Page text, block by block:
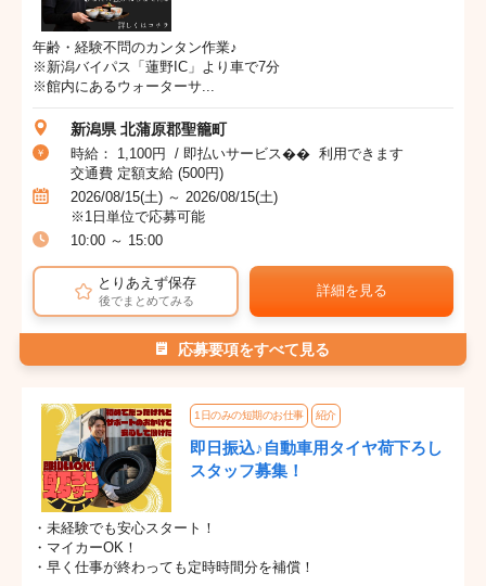
年齢・経験不問のカンタン作業♪
※新潟バイパス「蓮野IC」より車で7分
※館内にあるウォーターサ...
新潟県 北蒲原郡聖籠町
時給： 1,100円 / 即払いサービス�� 利用できます
交通費 定額支給 (500円)
2026/08/15(土) ～ 2026/08/15(土)
※1日単位で応募可能
10:00 ～ 15:00
とりあえず保存
後でまとめてみる
詳細を見る
応募要項をすべて見る
1日のみの短期のお仕事 紹介
即日振込♪自動車用タイヤ荷下ろし
スタッフ募集！
・未経験でも安心スタート！
・マイカーOK！
・早く仕事が終わっても定時時間分を補償！